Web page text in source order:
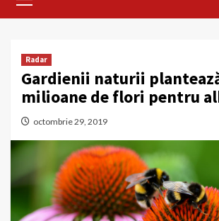
Radar
Gardienii naturii
milioane de flori pentru
octombrie 29, 2019